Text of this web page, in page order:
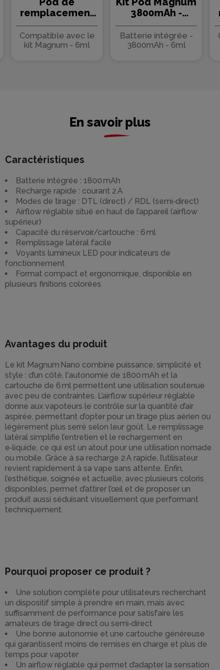
remplacement
Magnum 6ml
(0.25/0.4/0.6) -
Aspire (pack de
Compatible avec le
kit Magnum - 6ml
3800mAh -
Aspire
Batterie intégrée -
3800mAh - 6ml
En savoir plus
Caractéristiques
Batterie intégrée : 1800 mAh
Recharge rapide : courant 2 A
Modes de tirage : DTL (direct) / RDL (semi‑direct)
Airflow réglable situé en haut de l’appareil (airflow
supérieur)
Capacité du réservoir/cartouche : 6 ml
Remplissage latéral facile
Voyants lumineux LED pour indicateurs de
fonctionnement
Format compact et ergonomique, disponible en
plusieurs finitions colorées
Avantages du produit
Le kit Magnum Nano combine puissance, simplicité et
style : d’un côté, l'autonomie de 1800 mAh et la
cartouche de 6 ml permettent une utilisation soutenue
avec peu de contraintes. L’airflow supérieur réglable
donne aux vapoteurs le contrôle sur la quantité d’air
aspirée, permettant d’opter pour un tirage plus aérien ou
légèrement plus serré selon leur goût. Le remplissage
latéral simplifie l’entretien et le rechargement en
e‑liquide, ce qui est un atout pour une utilisation nomade
ou mobile. Grâce à sa recharge 2 A rapide, l’utilisateur
revient rapidement à sa vape sans attente. Enfin,
l’esthétique, soignée et actuelle, avec plusieurs coloris
disponibles, permet d’attirer l’œil et de proposer un
produit aussi séduisant visuellement que performant
techniquement.
Pourquoi proposer ce produit ?
Une solution complète pour utilisateurs recherchant
un dispositif simple à prendre en main, mais avec
suffisamment de performance pour satisfaire les
amateurs de tirage direct ou semi‑direct
Une bonne autonomie et une cartouche généreuse
qui garantissent moins de remises en charge et plus de
temps pour vapoter
Un airflow réglable qui permet d’adapter la sensation